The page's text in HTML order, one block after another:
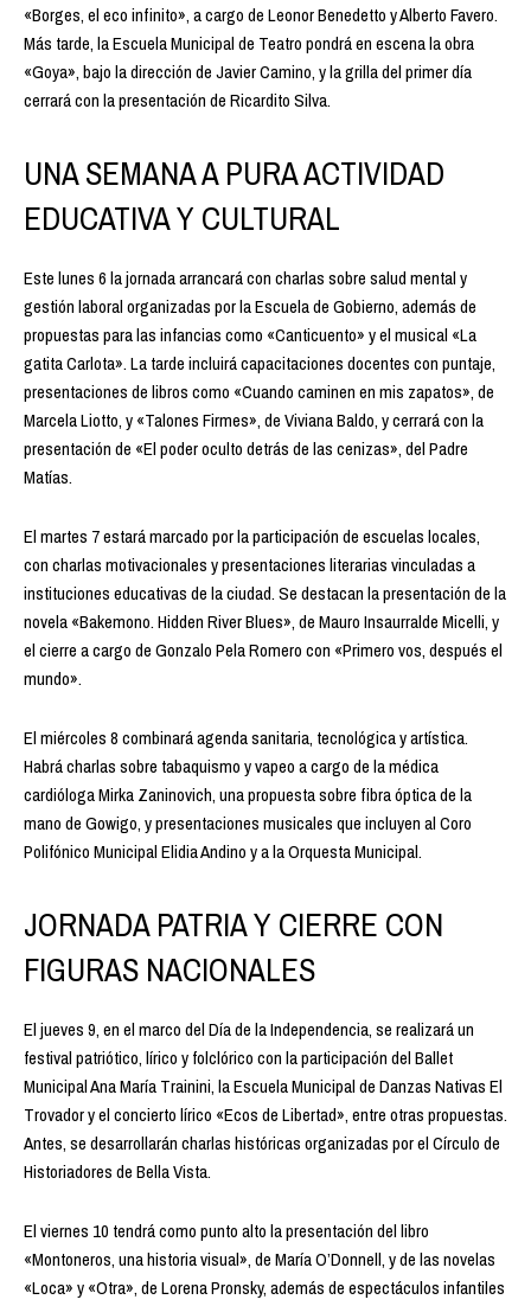
«Borges, el eco infinito», a cargo de Leonor Benedetto y Alberto Favero.
Más tarde, la Escuela Municipal de Teatro pondrá en escena la obra
«Goya», bajo la dirección de Javier Camino, y la grilla del primer día
cerrará con la presentación de Ricardito Silva.
UNA SEMANA A PURA ACTIVIDAD
EDUCATIVA Y CULTURAL
Este lunes 6 la jornada arrancará con charlas sobre salud mental y
gestión laboral organizadas por la Escuela de Gobierno, además de
propuestas para las infancias como «Canticuento» y el musical «La
gatita Carlota». La tarde incluirá capacitaciones docentes con puntaje,
presentaciones de libros como «Cuando caminen en mis zapatos», de
Marcela Liotto, y «Talones Firmes», de Viviana Baldo, y cerrará con la
presentación de «El poder oculto detrás de las cenizas», del Padre
Matías.
El martes 7 estará marcado por la participación de escuelas locales,
con charlas motivacionales y presentaciones literarias vinculadas a
instituciones educativas de la ciudad. Se destacan la presentación de la
novela «Bakemono. Hidden River Blues», de Mauro Insaurralde Micelli, y
el cierre a cargo de Gonzalo Pela Romero con «Primero vos, después el
mundo».
El miércoles 8 combinará agenda sanitaria, tecnológica y artística.
Habrá charlas sobre tabaquismo y vapeo a cargo de la médica
cardióloga Mirka Zaninovich, una propuesta sobre fibra óptica de la
mano de Gowigo, y presentaciones musicales que incluyen al Coro
Polifónico Municipal Elidia Andino y a la Orquesta Municipal.
JORNADA PATRIA Y CIERRE CON
FIGURAS NACIONALES
El jueves 9, en el marco del Día de la Independencia, se realizará un
festival patriótico, lírico y folclórico con la participación del Ballet
Municipal Ana María Trainini, la Escuela Municipal de Danzas Nativas El
Trovador y el concierto lírico «Ecos de Libertad», entre otras propuestas.
Antes, se desarrollarán charlas históricas organizadas por el Círculo de
Historiadores de Bella Vista.
El viernes 10 tendrá como punto alto la presentación del libro
«Montoneros, una historia visual», de María O’Donnell, y de las novelas
«Loca» y «Otra», de Lorena Pronsky, además de espectáculos infantiles